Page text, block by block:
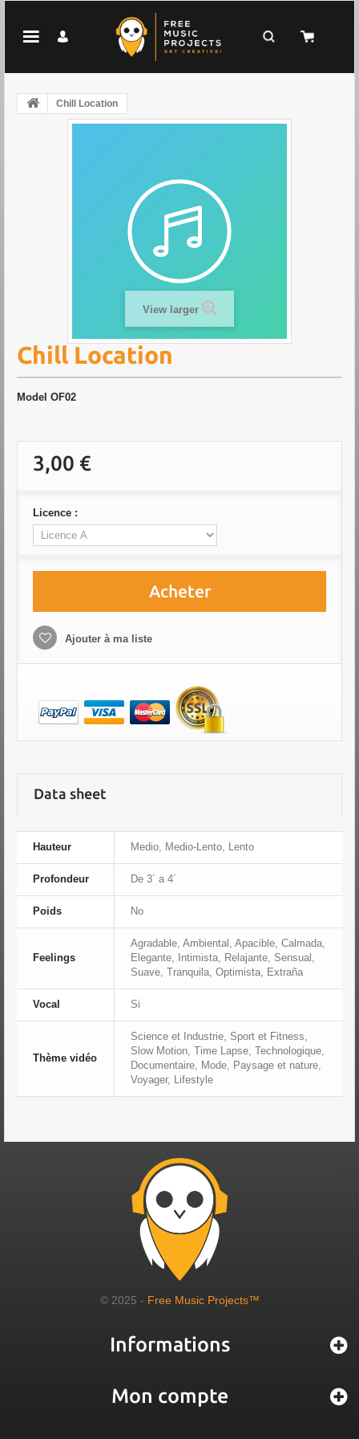
Chill Location
View larger
Chill Location
Model OF02
3,00 €
Licence :
Acheter
Ajouter à ma liste
Data sheet
Hauteur Medio, Medio-Lento, Lento
Profondeur De 3´ a 4´
Poids No
Feelings
Agradable, Ambiental, Apacible, Calmada,
Elegante, Intimista, Relajante, Sensual,
Suave, Tranquila, Optimista, Extraña
Vocal Si
Thème vidéo
Science et Industrie, Sport et Fitness,
Slow Motion, Time Lapse, Technologique,
Documentaire, Mode, Paysage et nature,
Voyager, Lifestyle
© 2025 - Free Music Projects™
Informations
Mon compte